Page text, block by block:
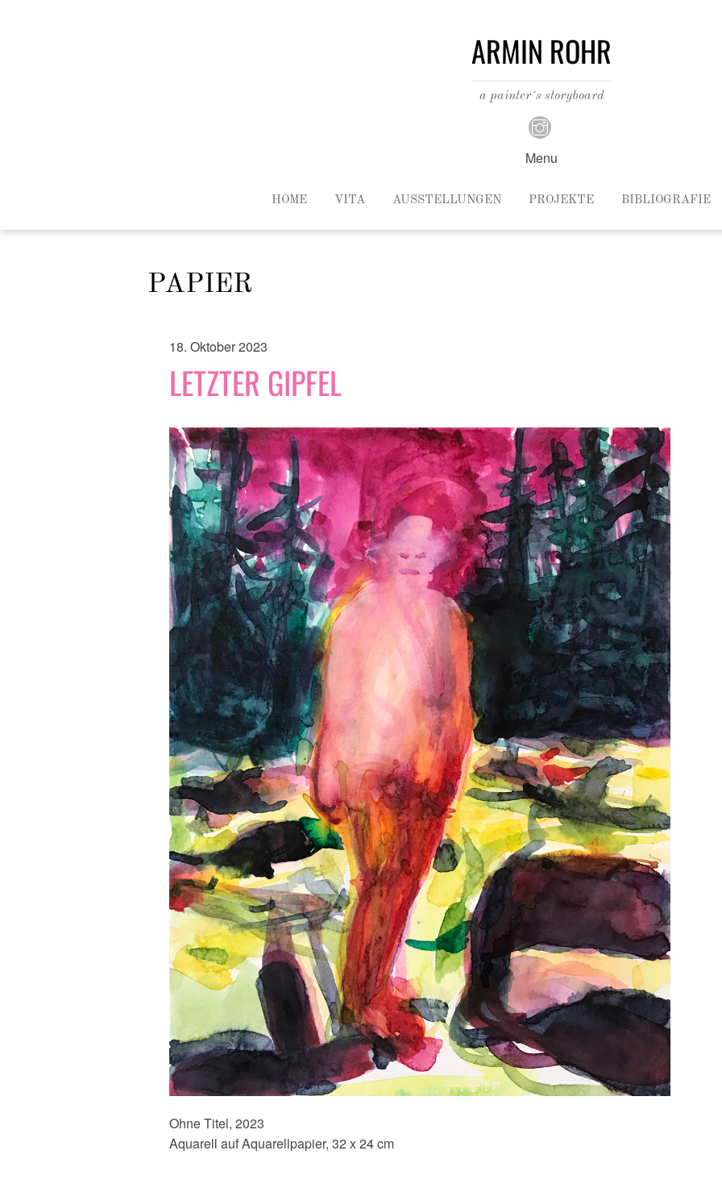
ARMIN ROHR
a painter´s storyboard
Menu
HOME VITA AUSSTELLUNGEN PROJEKTE BIBLIOGRAFIE
PAPIER
18. Oktober 2023
LETZTER GIPFEL
Ohne Titel, 2023
Aquarell auf Aquarellpapier, 32 x 24 cm